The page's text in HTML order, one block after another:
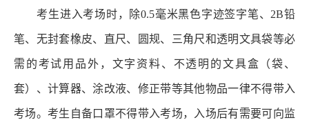
考生进入考场时，除0.5毫米黑色字迹签字笔、2B铅
笔、无封套橡皮、直尺、圆规、三角尺和透明文具袋等必
需的考试用品外，文字资料、不透明的文具盒（袋、
套）、计算器、涂改液、修正带等其他物品一律不得带入
考场。考生自备口罩不得带入考场，入场后有需要可向监